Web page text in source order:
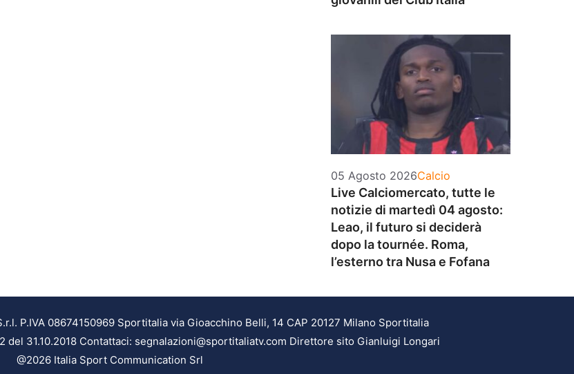
05 Agosto 2026Categorie
Calcio
Live Calciomercato, tutte le
notizie di martedì 04 agosto:
Leao, il futuro si deciderà
dopo la tournée. Roma,
l’esterno tra Nusa e Fofana
P.IVA 08674150969 Sportitalia via Gioacchino Belli, 14 CAP 20127 Milano Sportitalia
del 31.10.2018 Contattaci: segnalazioni@sportitaliatv.com Direttore sito Gianluigi Longari
@2026 Italia Sport Communication Srl